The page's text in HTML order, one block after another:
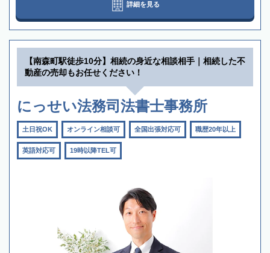
詳細を見る
【南森町駅徒歩10分】相続の身近な相談相手｜相続した不
動産の売却もお任せください！
にっせい法務司法書士事務所
土日祝OK オンライン相談可 全国出張対応可 職歴20年以上
英語対応可 19時以降TEL可